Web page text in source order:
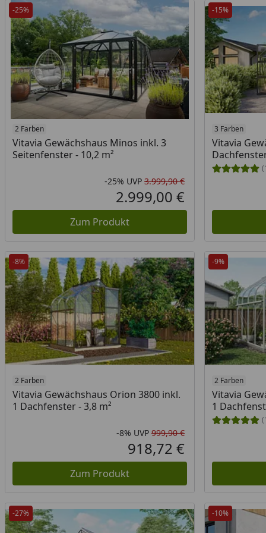
-25%
2 Farben
Vitavia Gewächshaus Minos inkl. 3
Seitenfenster - 10,2 m²
Rabatt in Prozent
-25%
Ursprünglicher
UVP 3.999,90 €
Aktueller Preis
2.999,00 €
Zum Produkt
-15%
3 Farben
Vitavia
-8%
2 Farben
Vitavia Gewächshaus Orion 3800 inkl.
1 Dachfenster - 3,8 m²
Rabatt in Prozent
-8%
Ursprünglicher
UVP 999,90 €
Aktueller Preis
918,72 €
Zum Produkt
-9%
2 Farben
Vitavia
1
-27% -10%